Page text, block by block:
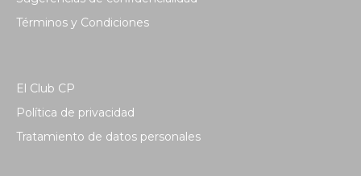
Términos y Condiciones
El Club CP
Política de privacidad
Tratamiento de datos personales